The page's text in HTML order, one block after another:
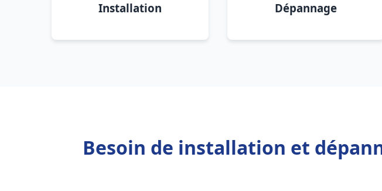
Installation Dépannage
Besoin de installation et